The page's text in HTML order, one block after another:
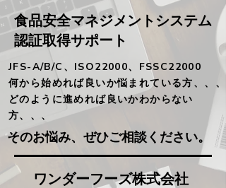
食品安全マネジメントシステム
​認証取得サポート
JFS-A/B/C、ISO22000、FSSC22000
何から始めれば良いか悩まれている方、、、
​どのように進めれば良いかわからない
方、、、
​そのお悩み、ぜひご相談ください。
ワンダーフーズ株式会社